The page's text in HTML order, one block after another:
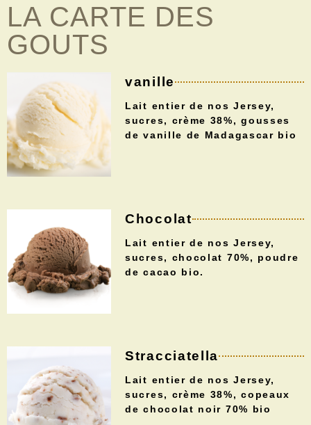
LA CARTE DES
GOUTS
vanille
Lait entier de nos Jersey,
sucres, crème 38%, gousses
de vanille de Madagascar bio
Chocolat
Lait entier de nos Jersey,
sucres, chocolat 70%, poudre
de cacao bio.
Stracciatella
Lait entier de nos Jersey,
sucres, crème 38%, copeaux
de chocolat noir 70% bio